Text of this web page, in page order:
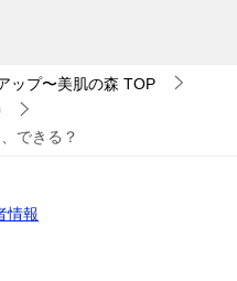
ップ〜美肌の森 TOP
できる？
情報